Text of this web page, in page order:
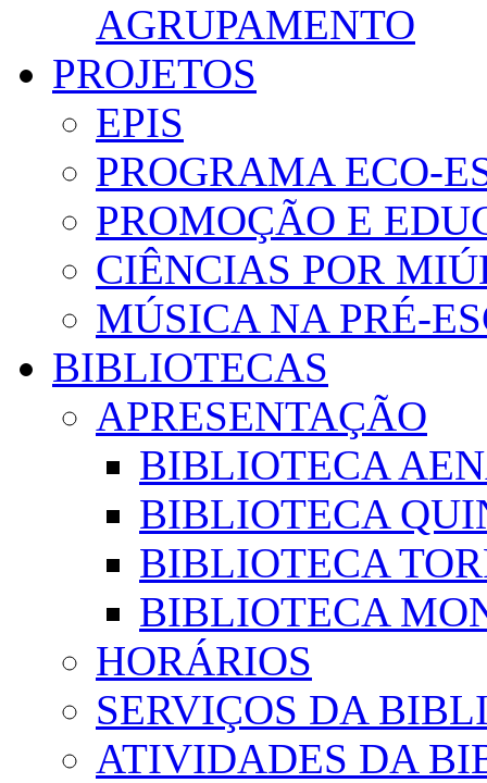
AGRUPAMENTO
PROJETOS
EPIS
PROGRAMA ECO-
PROMOÇÃO E
CIÊNCIAS POR
MÚSICA NA PRÉ-
BIBLIOTECAS
APRESENTAÇÃO
BIBLIOTECA
BIBLIOTECA
BIBLIOTECA
BIBLIOTECA
HORÁRIOS
SERVIÇOS DA
ATIVIDADES DA